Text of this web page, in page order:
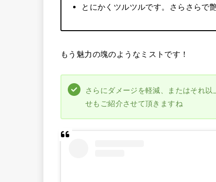
とにかくツルツルです。さらさらで
もう魅力の塊のようなミストです！
さらにダメージを軽減、またはそれ
せもご紹介させて頂きますね